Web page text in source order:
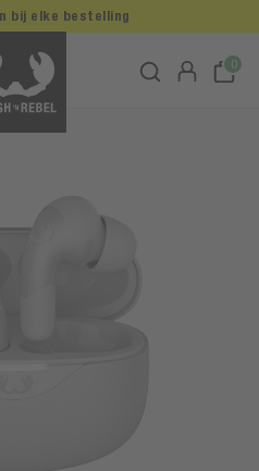
0
bij elke bestelling